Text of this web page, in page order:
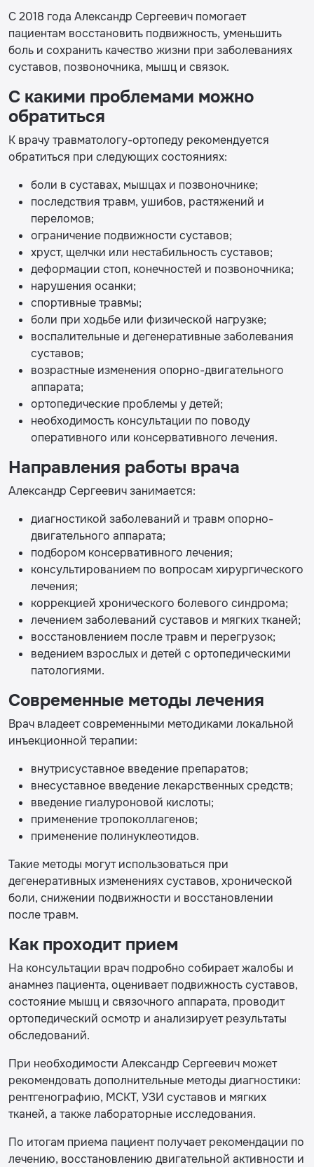
С 2018 года Александр Сергеевич помогает
пациентам восстановить подвижность, уменьшить
боль и сохранить качество жизни при заболеваниях
суставов, позвоночника, мышц и связок.
С какими проблемами можно
обратиться
К врачу травматологу-ортопеду рекомендуется
обратиться при следующих состояниях:
боли в суставах, мышцах и позвоночнике;
последствия травм, ушибов, растяжений и
переломов;
ограничение подвижности суставов;
хруст, щелчки или нестабильность суставов;
деформации стоп, конечностей и позвоночника;
нарушения осанки;
спортивные травмы;
боли при ходьбе или физической нагрузке;
воспалительные и дегенеративные заболевания
суставов;
возрастные изменения опорно-двигательного
аппарата;
ортопедические проблемы у детей;
необходимость консультации по поводу
оперативного или консервативного лечения.
Направления работы врача
Александр Сергеевич занимается:
диагностикой заболеваний и травм опорно-
двигательного аппарата;
подбором консервативного лечения;
консультированием по вопросам хирургического
лечения;
коррекцией хронического болевого синдрома;
лечением заболеваний суставов и мягких тканей;
восстановлением после травм и перегрузок;
ведением взрослых и детей с ортопедическими
патологиями.
Современные методы лечения
Врач владеет современными методиками локальной
инъекционной терапии:
внутрисуставное введение препаратов;
внесуставное введение лекарственных средств;
введение гиалуроновой кислоты;
применение тропоколлагенов;
применение полинуклеотидов.
Такие методы могут использоваться при
дегенеративных изменениях суставов, хронической
боли, снижении подвижности и восстановлении
после травм.
Как проходит прием
На консультации врач подробно собирает жалобы и
анамнез пациента, оценивает подвижность суставов,
состояние мышц и связочного аппарата, проводит
ортопедический осмотр и анализирует результаты
обследований.
При необходимости Александр Сергеевич может
рекомендовать дополнительные методы диагностики:
рентгенографию, МСКТ, УЗИ суставов и мягких
тканей, а также лабораторные исследования.
По итогам приема пациент получает рекомендации по
лечению, восстановлению двигательной активности и